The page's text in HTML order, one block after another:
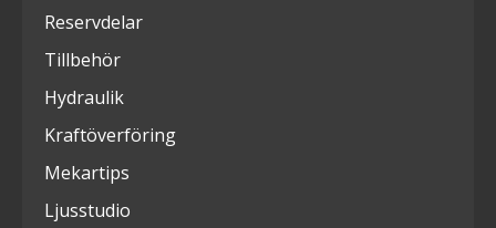
Reservdelar
Tillbehör
Hydraulik
Kraftöverföring
Mekartips
Ljusstudio